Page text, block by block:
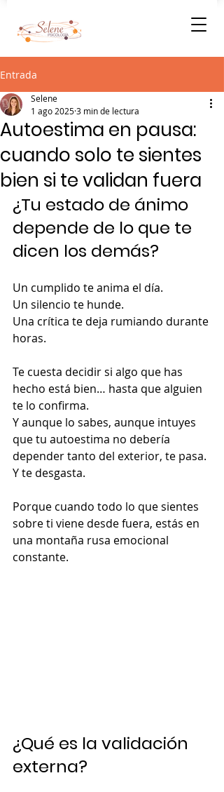
Entrada
Autoestima en pausa:
cuando solo te sientes
bien si te validan fuera
Selene
1 ago 20253 min de lectura
¿Tu estado de ánimo
depende de lo que te
dicen los demás?
Un cumplido te anima el día.
Un silencio te hunde.
Una crítica te deja rumiando durante
horas.
Te cuesta decidir si algo que has
hecho está bien… hasta que alguien
te lo confirma.
Y aunque lo sabes, aunque intuyes
que tu autoestima no debería
depender tanto del exterior, te pasa.
Y te desgasta.
Porque cuando todo lo que sientes
sobre ti viene desde fuera, estás en
una montaña rusa emocional
constante.
¿Qué es la validación
externa?